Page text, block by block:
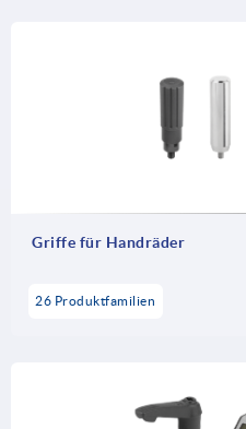
Griffe für Handräder
26 Produktfamilien